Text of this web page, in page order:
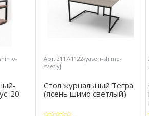
20
Арт.:2117-1122-yasen-shimo-
svetlyj
Стол журнальный Тегра
(ясень шимо светлый)